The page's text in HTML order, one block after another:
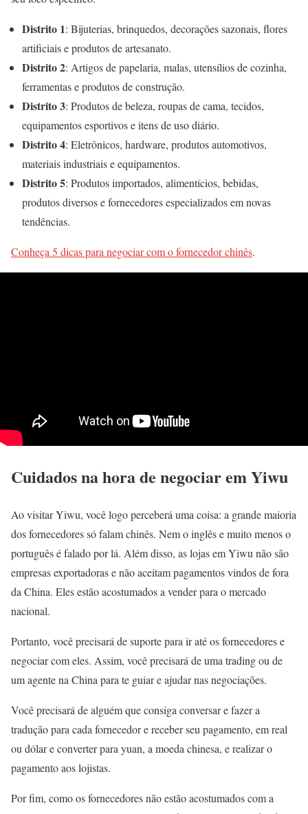
Distrito 1: Bijuterias, brinquedos, decorações sazonais, flores
artificiais e produtos de artesanato.
Distrito 2: Artigos de papelaria, malas, utensílios de cozinha,
ferramentas e produtos de construção.
Distrito 3: Produtos de beleza, roupas de cama, tecidos,
equipamentos esportivos e itens de uso diário.
Distrito 4: Eletrônicos, hardware, produtos automotivos,
materiais industriais e equipamentos.
Distrito 5: Produtos importados, alimentícios, bebidas,
produtos diversos e fornecedores especializados em novas
tendências.
Conheça 5 dicas para negociar com o fornecedor chinês.
Cuidados na hora de negociar em Yiwu
Ao visitar Yiwu, você logo perceberá uma coisa: a grande maioria
dos fornecedores só falam chinês. Nem o inglês e muito menos o
português é falado por lá. Além disso, as lojas em Yiwu não são
empresas exportadoras e não aceitam pagamentos vindos de fora
da China. Eles estão acostumados a vender para o mercado
nacional.
Portanto, você precisará de suporte para ir até os fornecedores e
negociar com eles. Assim, você precisará de uma trading ou de
um agente na China para te guiar e ajudar nas negociações.
Você precisará de alguém que consiga conversar e fazer a
tradução para cada fornecedor e receber seu pagamento, em real
ou dólar e converter para yuan, a moeda chinesa, e realizar o
pagamento aos lojistas.
Por fim, como os fornecedores não estão acostumados com a